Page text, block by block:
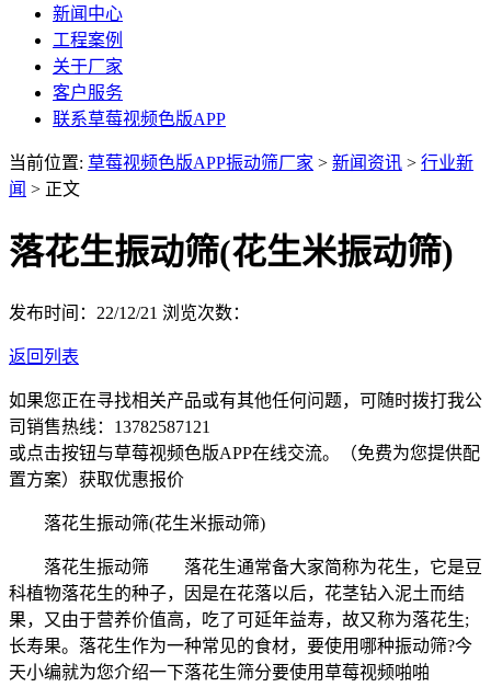
新闻中心
工程案例
关于厂家
客户服务
联系草莓视频色版APP
当前位置: 草莓视频色版APP振动筛厂家 > 新闻资讯 > 行业新
闻 > 正文
落花生振动筛(花生米振动筛)
发布时间：22/12/21 浏览次数：
返回列表
如果您正在寻找相关产品或有其他任何问题，可随时拨打我公
司销售热线： 13782587121
或点击按钮与草莓视频色版APP在线交流。（免费为您提供配
置方案） 获取优惠报价
落花生振动筛(花生米振动筛)
落花生振动筛 落花生通常备大家简称为花生，它是豆
科植物落花生的种子，因是在花落以后，花茎钻入泥土而结
果，又由于营养价值高，吃了可延年益寿，故又称为落花生;
长寿果。落花生作为一种常见的食材，要使用哪种振动筛?今
天小编就为您介绍一下落花生筛分要使用草莓视频啪啪